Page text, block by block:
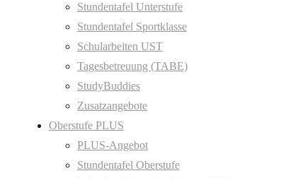
Stundentafel Unterstufe
Stundentafel Sportklasse
Schularbeiten UST
Tagesbetreuung (TABE)
StudyBuddies
Zusatzangebote
Oberstufe PLUS
PLUS-Angebot
Stundentafel Oberstufe